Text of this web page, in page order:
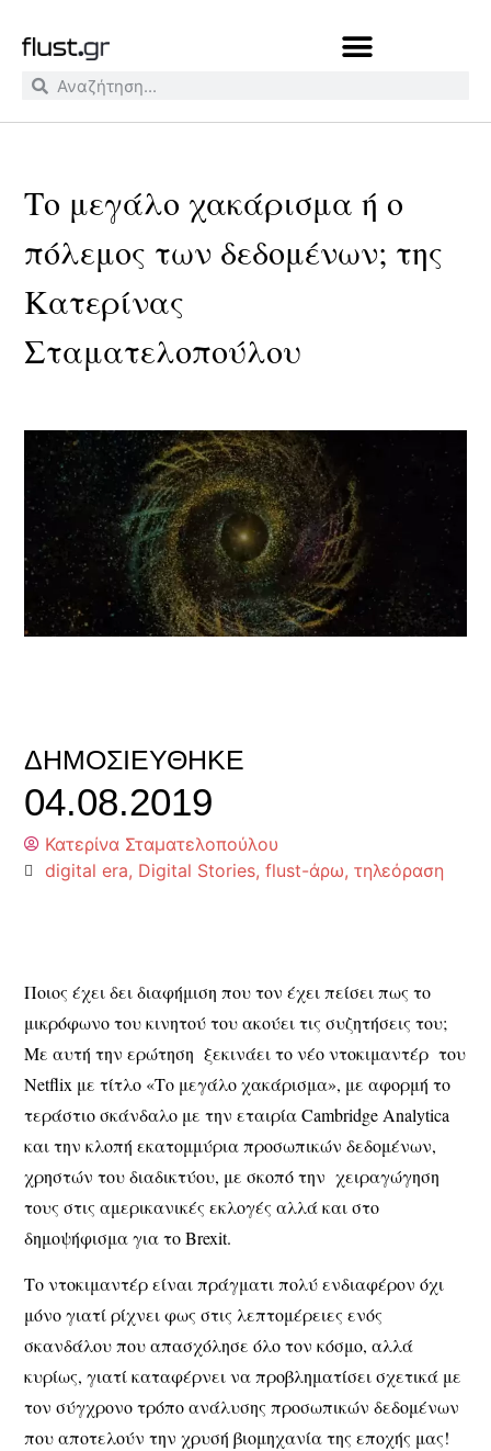
Το μεγάλο χακάρισμα ή ο
πόλεμος των δεδομένων; της
Κατερίνας
Σταματελοπούλου
ΔΗΜΟΣΙΕΎΘΗΚΕ
04.08.2019
Κατερίνα Σταματελοπούλου
digital era, Digital Stories,flust-άρω,τηλεόραση
Ποιος έχει δει διαφήμιση που τον έχει πείσει πως το
μικρόφωνο του κινητού του ακούει τις συζητήσεις του;
Με αυτή την ερώτηση ξεκινάει το νέο ντοκιμαντέρ του
Netflix με τίτλο «Το μεγάλο χακάρισμα», με αφορμή το
τεράστιο σκάνδαλο με την εταιρία Cambridge Analytica
και την κλοπή εκατομμύρια προσωπικών δεδομένων,
χρηστών του διαδικτύου, με σκοπό την χειραγώγηση
τους στις αμερικανικές εκλογές αλλά και στο
δημοψήφισμα για το Brexit.
Το ντοκιμαντέρ είναι πράγματι πολύ ενδιαφέρον όχι
μόνο γιατί ρίχνει φως στις λεπτομέρειες ενός
σκανδάλου που απασχόλησε όλο τον κόσμο, αλλά
κυρίως, γιατί καταφέρνει να προβληματίσει σχετικά με
τον σύγχρονο τρόπο ανάλυσης προσωπικών δεδομένων
που αποτελούν την χρυσή βιομηχανία της εποχής μας!